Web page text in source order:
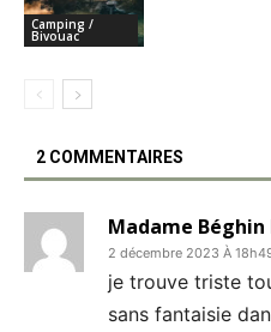
Camping /
Bivouac
2 COMMENTAIRES
Madame Béghin
2 décembre 2023 À
je trouve triste
sans fantaisie